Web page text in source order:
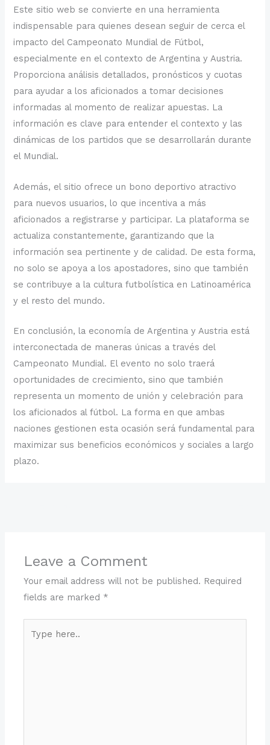
Este sitio web se convierte en una herramienta
indispensable para quienes desean seguir de cerca el
impacto del Campeonato Mundial de Fútbol,
especialmente en el contexto de Argentina y Austria.
Proporciona análisis detallados, pronósticos y cuotas
para ayudar a los aficionados a tomar decisiones
informadas al momento de realizar apuestas. La
información es clave para entender el contexto y las
dinámicas de los partidos que se desarrollarán durante
el Mundial.
Además, el sitio ofrece un bono deportivo atractivo
para nuevos usuarios, lo que incentiva a más
aficionados a registrarse y participar. La plataforma se
actualiza constantemente, garantizando que la
información sea pertinente y de calidad. De esta forma,
no solo se apoya a los apostadores, sino que también
se contribuye a la cultura futbolística en Latinoamérica
y el resto del mundo.
En conclusión, la economía de Argentina y Austria está
interconectada de maneras únicas a través del
Campeonato Mundial. El evento no solo traerá
oportunidades de crecimiento, sino que también
representa un momento de unión y celebración para
los aficionados al fútbol. La forma en que ambas
naciones gestionen esta ocasión será fundamental para
maximizar sus beneficios económicos y sociales a largo
plazo.
Leave a Comment
Your email address will not be published. Required
fields are marked *
here..